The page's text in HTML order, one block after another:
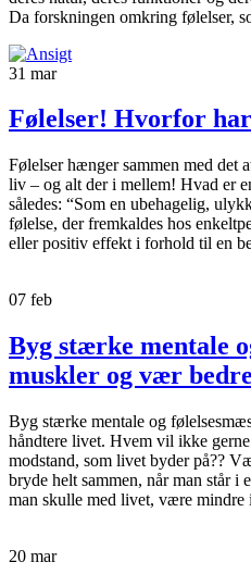
Da forskningen omkring følelser,
31 mar
Følelser! Hvorfor
Følelser hænger sammen med det
liv – og alt der i mellem! Hvad er
således: “Som en ubehagelig,
følelse, der fremkaldes hos
eller positiv effekt i forhold til en
07 feb
Byg stærke mentale
muskler og vær
Byg stærke mentale og
håndtere livet. Hvem vil ikke
modstand, som livet byder på??
bryde helt sammen, når man står i
man skulle med livet, være
20 mar